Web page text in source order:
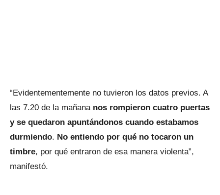
“Evidentementemente no tuvieron los datos previos. A
las 7.20 de la mañananos rompieron cuatro puertas
y se quedaron apuntándonos cuando estabamos
durmiendo. No entiendo por qué no tocaron un
timbre, por qué entraron de esa manera violenta”,
manifestó.